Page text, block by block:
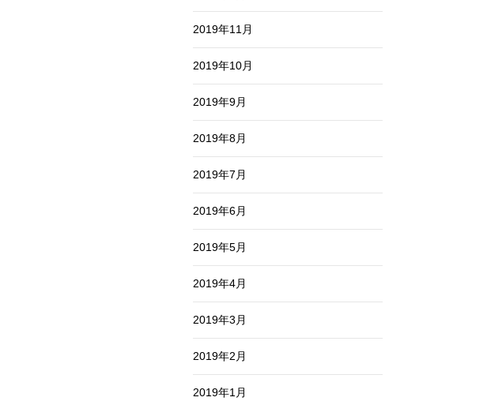
2019年11月
2019年10月
2019年9月
2019年8月
2019年7月
2019年6月
2019年5月
2019年4月
2019年3月
2019年2月
2019年1月